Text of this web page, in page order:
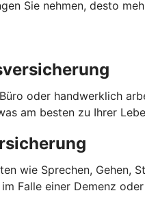
Sie nehmen, desto
oder handwerklich
am besten zu Ihrer
wie Sprechen, Gehen,
Falle einer Demenz